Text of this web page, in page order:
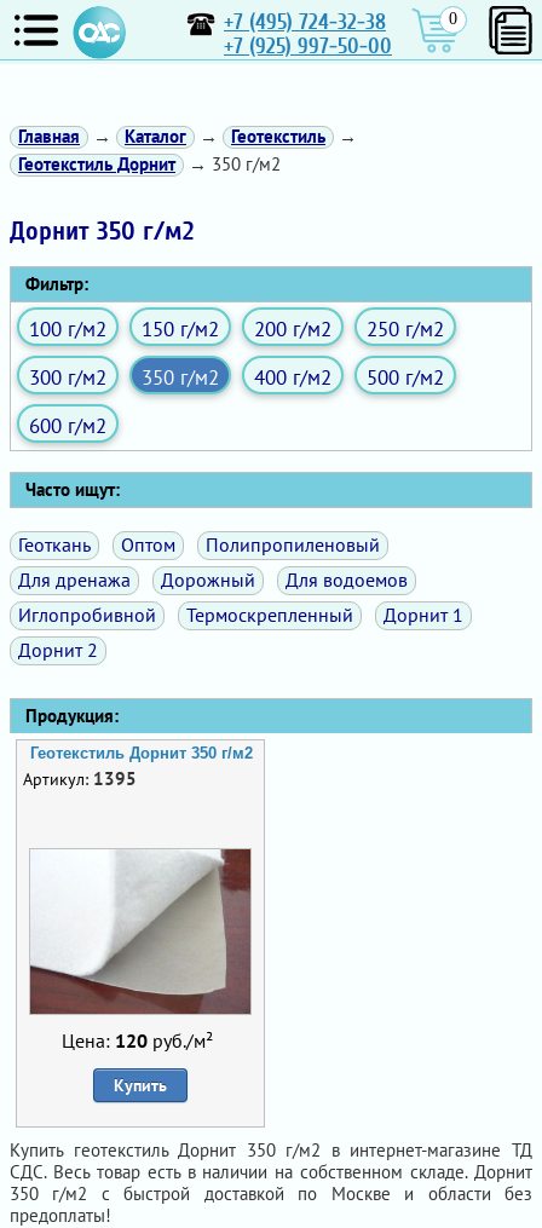
+7 (495) 724-32-38
+7 (925) 997-50-00
0
Главная → Каталог → Геотекстиль
→
Геотекстиль Дорнит
→ 350 г/м2
Дорнит 350 г/м2
Фильтр:
100 г/м2 150 г/м2 200 г/м2
250 г/м2
300 г/м2
350 г/м2 400 г/м2
500 г/м2
600 г/м2
Часто ищут:
Геоткань Оптом
Полипропиленовый
Для дренажа
Дорожный
Для водоемов
Иглопробивной
Термоскрепленный
Дорнит 1
Дорнит 2
Продукция:
Геотекстиль Дорнит 350 г/м2
Артикул: 1395
Цена: 120 руб./м²
Купить
Купить геотекстиль Дорнит 350 г/м2 в интернет-магазине ТД
СДС. Весь товар есть в наличии на собственном складе. Дорнит
350 г/м2 с быстрой доставкой по Москве и области без
предоплаты!